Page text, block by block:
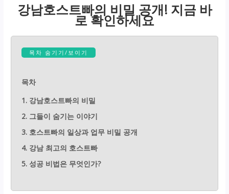
강남호스트빠의 비밀 공개! 지금 바
로 확인하세요
목차 숨기기/보이기
목차
1. 강남호스트빠의 비밀
2. 그들이 숨기는 이야기
3. 호스트빠의 일상과 업무 비밀 공개
4. 강남 최고의 호스트빠
5. 성공 비법은 무엇인가?